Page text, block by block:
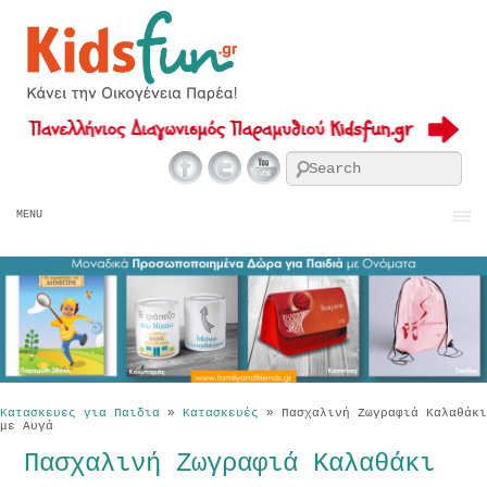
MENU
Κατασκευες για Παιδια » Κατασκευές » Πασχαλινή Ζωγραφιά Καλαθάκι
με Αυγά
Πασχαλινή Ζωγραφιά Καλαθάκι